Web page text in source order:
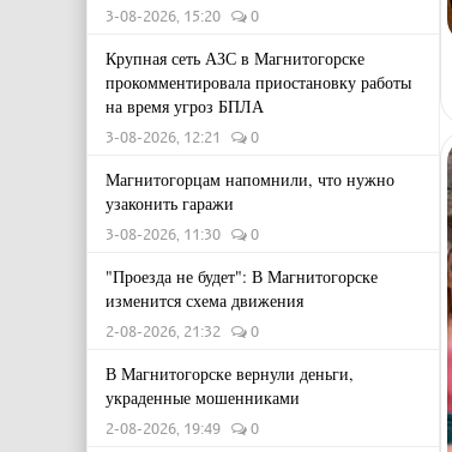
3-08-2026, 15:20 0
Крупная сеть АЗС в Магнитогорске
прокомментировала приостановку работы
на время угроз БПЛА
3-08-2026, 12:21 0
Магнитогорцам напомнили, что нужно
узаконить гаражи
3-08-2026, 11:30 0
"Проезда не будет": В Магнитогорске
изменится схема движения
2-08-2026, 21:32 0
В Магнитогорске вернули деньги,
украденные мошенниками
2-08-2026, 19:49 0